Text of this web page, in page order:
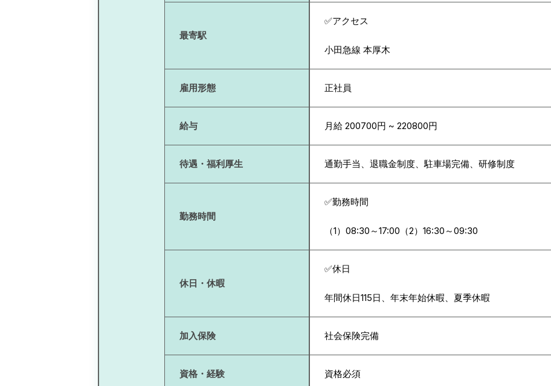
最寄駅
✅アクセス
小田急線 本厚木
雇用形態 正社員
給与 月給 200700円 ~ 220800円
待遇・福利厚生 通勤手当、退職金制度、駐車場完備、研修制度
勤務時間
✅勤務時間
（1）08:30～17:00（2）16:30～09:30
休日・休暇
✅休日
年間休日115日、年末年始休暇、夏季休暇
加入保険 社会保険完備
資格・経験 資格必須